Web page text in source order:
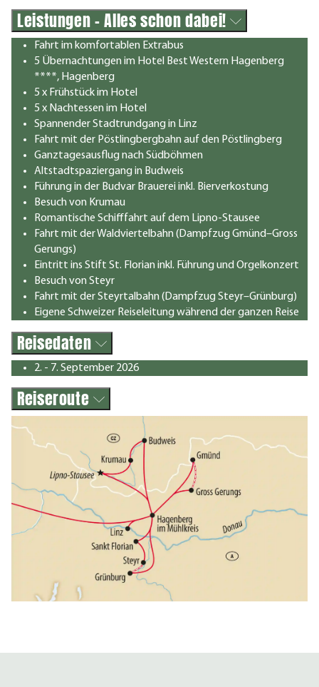
Leistungen - Alles schon dabei!
Fahrt im komfortablen Extrabus
5 Übernachtungen im Hotel Best Western Hagenberg
****, Hagenberg
5 x Frühstück im Hotel
5 x Nachtessen im Hotel
Spannender Stadtrundgang in Linz
Fahrt mit der Pöstlingbergbahn auf den Pöstlingberg
Ganztagesausflug nach Südböhmen
Altstadtspaziergang in Budweis
Führung in der Budvar Brauerei inkl. Bierverkostung
Besuch von Krumau
Romantische Schifffahrt auf dem Lipno-Stausee
Fahrt mit der Waldviertelbahn (Dampfzug Gmünd–Gross
Gerungs)
Eintritt ins Stift St. Florian inkl. Führung und Orgelkonzert
Besuch von Steyr
Fahrt mit der Steyrtalbahn (Dampfzug Steyr–Grünburg)
Eigene Schweizer Reiseleitung während der ganzen Reise
Reisedaten
2. - 7. September 2026
Reiseroute